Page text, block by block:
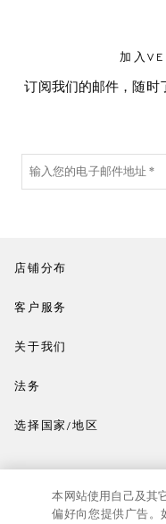
加入
订阅我们的邮件，随时
店铺分布
客户服务
关于我们
法务
点击此处选择国家/地区和语言。
选择国家/地区
本网站使用自己及其
偏好向您提供广告。